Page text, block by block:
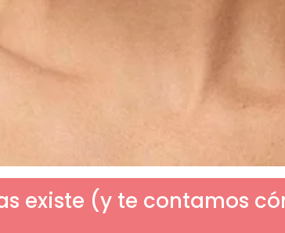
existe (y te contamos
cosmética
las
diaria
Por qué
tópico se
uno de
bienestar